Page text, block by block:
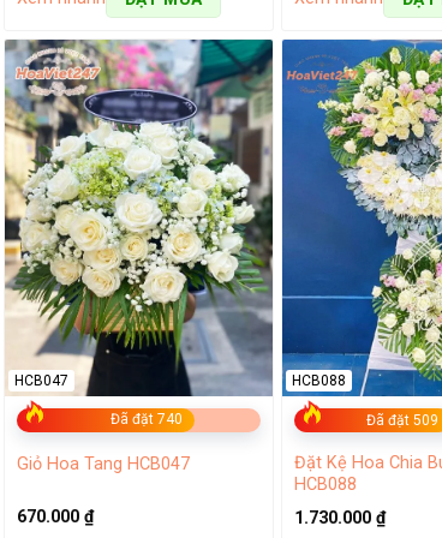
Đã đặt 740
HCB047
Giỏ Hoa Tang HCB047
670.000 ₫
Đã đặt 509
HCB088
Đặt Kệ Hoa Chia
HCB088
1.730.000 ₫